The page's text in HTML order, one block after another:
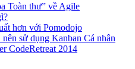
Toàn thư” về Agile
hơn với Pomodojo
sử dụng Kanban Cá nhân
CodeRetreat 2014